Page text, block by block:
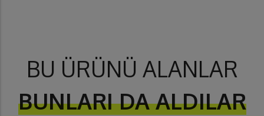
BU ÜRÜNÜ ALANLAR
BUNLARI DA ALDILAR